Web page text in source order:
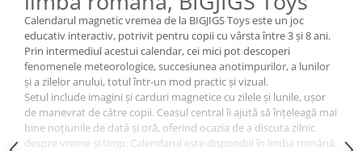
Calendarul magnetic vremea de la BIGJIGS Toys este un joc
educativ interactiv, potrivit pentru copii cu vârsta între 3 și 8 ani.
Prin intermediul acestui calendar, cei mici pot descoperi
fenomenele meteorologice, succesiunea anotimpurilor, a lunilor
și a zilelor anului, totul într-un mod practic și vizual.
Setul include imagini și carduri magnetice cu zilele și lunile, ușor
de manevrat de către copii. Ceasul central îi ajută să înțeleagă mai
bine noțiunile de dată și oră, oferind ocazia de a discuta zilnic
despre vreme și timp. Calendarul este disponibil în limba română,